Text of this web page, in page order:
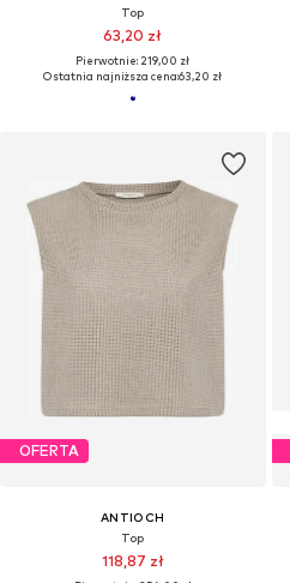
Top
63,20 zł
Pierwotnie: 219,00 zł
Ostatnia najniższa cena:63,20 zł
OFERTA
ANTIOCH
Top
118,87 zł